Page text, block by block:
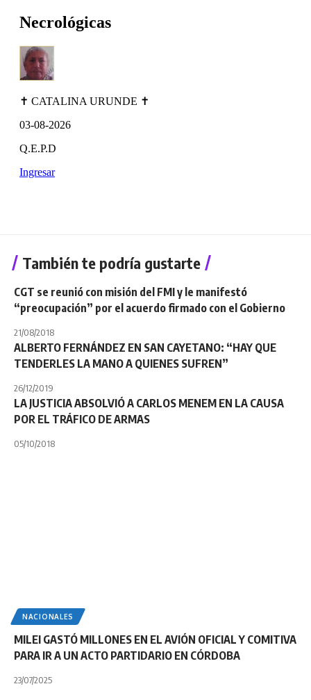
También te podría gustarte
CGT se reunió con misión del FMI y le manifestó
“preocupación” por el acuerdo firmado con el Gobierno
21/08/2018
ALBERTO FERNÁNDEZ EN SAN CAYETANO: “HAY QUE
TENDERLES LA MANO A QUIENES SUFREN”
26/12/2019
LA JUSTICIA ABSOLVIÓ A CARLOS MENEM EN LA CAUSA
POR EL TRÁFICO DE ARMAS
05/10/2018
NACIONALES
MILEI GASTÓ MILLONES EN EL AVIÓN OFICIAL Y COMITIVA
PARA IR A UN ACTO PARTIDARIO EN CÓRDOBA
23/07/2025